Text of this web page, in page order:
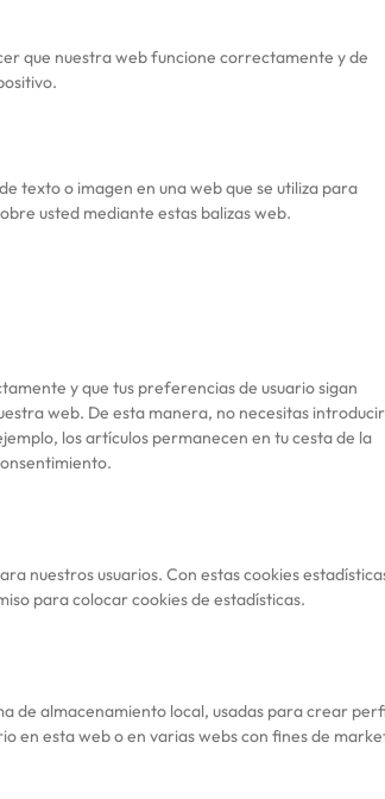
que nuestra web funcione correctamente y de
texto o imagen en una web que se utiliza para
usted mediante estas balizas web.
y que tus preferencias de usuario sigan
web. De esta manera, no necesitas introducir
los artículos permanecen en tu cesta de la
nuestros usuarios. Con estas cookies
para colocar cookies de estadísticas.
de almacenamiento local, usadas para crear
en esta web o en varias webs con fines de